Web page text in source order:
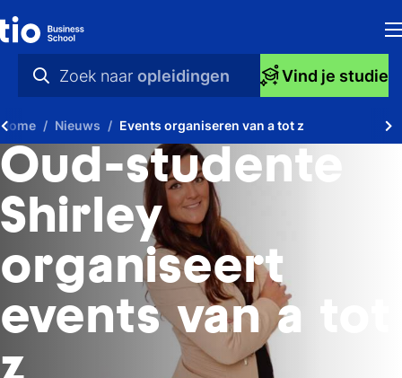
Zoek naar opleidingen
videos
nieuws
opleidingen
Vind je studie
Home Nieuws Events organiseren van a tot z
Oud-studente
Shirley
organiseert
events van a tot